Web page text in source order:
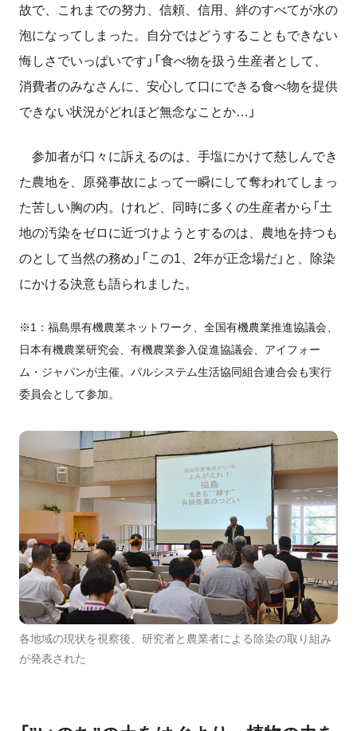
故で、これまでの努力、信頼、信用、絆のすべてが水の
泡になってしまった。自分ではどうすることもできない
悔しさでいっぱいです」「食べ物を扱う生産者として、
消費者のみなさんに、安心して口にできる食べ物を提供
できない状況がどれほど無念なことか…」
参加者が口々に訴えるのは、手塩にかけて慈しんでき
た農地を、原発事故によって一瞬にして奪われてしまっ
た苦しい胸の内。けれど、同時に多くの生産者から「土
地の汚染をゼロに近づけようとするのは、農地を持つも
のとして当然の務め」「この1、2年が正念場だ」と、除染
にかける決意も語られました。
※1：福島県有機農業ネットワーク、全国有機農業推進協議会、
日本有機農業研究会、有機農業参入促進協議会、アイフォー
ム・ジャパンが主催。パルシステム生活協同組合連合会も実行
委員会として参加。
各地域の現状を視察後、研究者と農業者による除染の取り組み
が発表された